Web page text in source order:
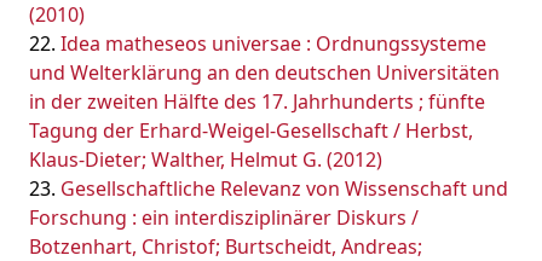
(2010)
Idea matheseos universae : Ordnungssysteme
und Welterklärung an den deutschen Universitäten
in der zweiten Hälfte des 17. Jahrhunderts ; fünfte
Tagung der Erhard-Weigel-Gesellschaft / Herbst,
Klaus-Dieter; Walther, Helmut G. (2012)
Gesellschaftliche Relevanz von Wissenschaft und
Forschung : ein interdisziplinärer Diskurs /
Botzenhart, Christof; Burtscheidt, Andreas;